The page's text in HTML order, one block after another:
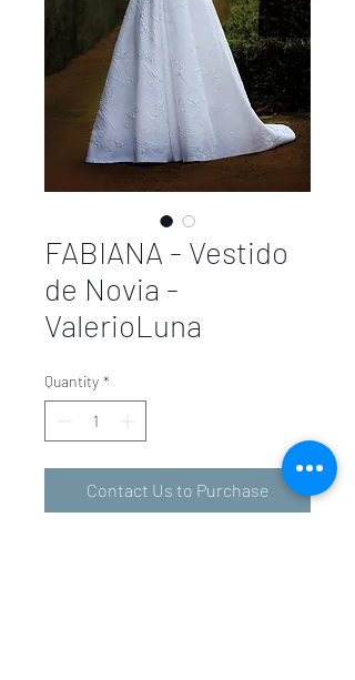
FABIANA - Vestido
de Novia -
ValerioLuna
Quantity *
Contact Us to Purchase